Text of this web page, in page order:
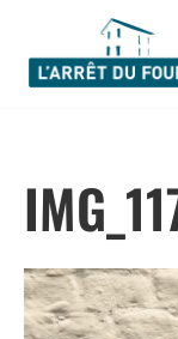
content